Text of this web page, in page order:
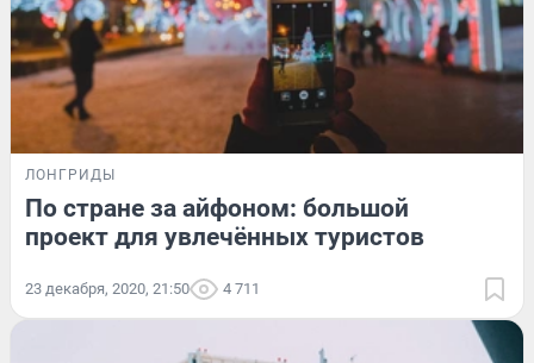
ЛОНГРИДЫ
По стране за айфоном: большой
проект для увлечённых туристов
23 декабря, 2020, 21:50 4 711